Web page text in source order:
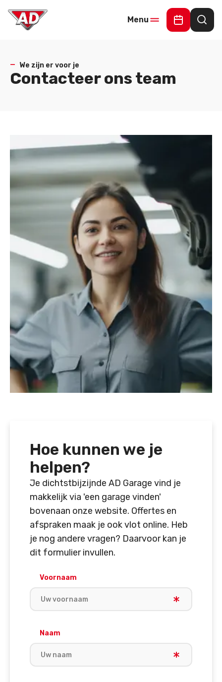
Menu
Maak een
We zijn er voor je
Contacteer ons team
Hoe kunnen we je
helpen?
Je dichtstbijzijnde AD Garage vind je
makkelijk via 'een garage vinden'
bovenaan onze website. Offertes en
afspraken maak je ook vlot online. Heb
je nog andere vragen? Daarvoor kan je
dit formulier invullen.
Voornaam
Naam